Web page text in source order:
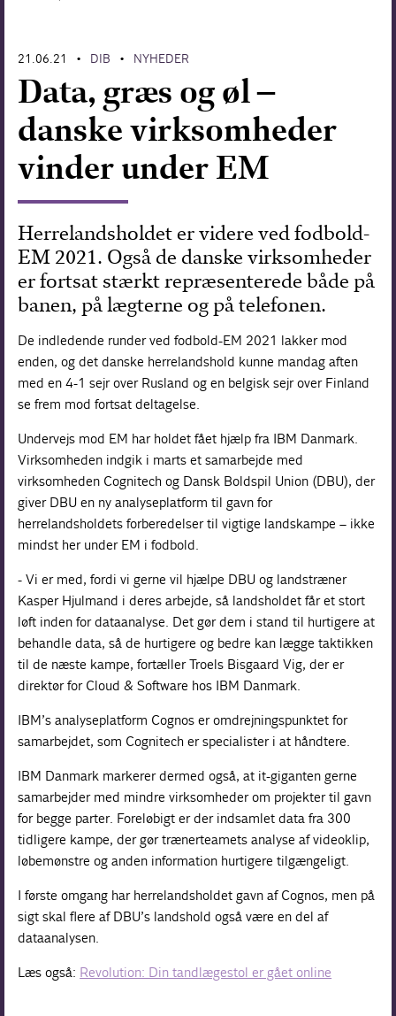
21.06.21 • DIB • NYHEDER
Data, græs og øl –
danske virksomheder
vinder under EM
Herrelandsholdet er videre ved fodbold-
EM 2021. Også de danske virksomheder
er fortsat stærkt repræsenterede både på
banen, på lægterne og på telefonen.
De indledende runder ved fodbold-EM 2021 lakker mod
enden, og det danske herrelandshold kunne mandag aften
med en 4-1 sejr over Rusland og en belgisk sejr over Finland
se frem mod fortsat deltagelse.
Undervejs mod EM har holdet fået hjælp fra IBM Danmark.
Virksomheden indgik i marts et samarbejde med
virksomheden Cognitech og Dansk Boldspil Union (DBU), der
giver DBU en ny analyseplatform til gavn for
herrelandsholdets forberedelser til vigtige landskampe – ikke
mindst her under EM i fodbold.
- Vi er med, fordi vi gerne vil hjælpe DBU og landstræner
Kasper Hjulmand i deres arbejde, så landsholdet får et stort
løft inden for dataanalyse. Det gør dem i stand til hurtigere at
behandle data, så de hurtigere og bedre kan lægge taktikken
til de næste kampe, fortæller Troels Bisgaard Vig, der er
direktør for Cloud & Software hos IBM Danmark.
IBM’s analyseplatform Cognos er omdrejningspunktet for
samarbejdet, som Cognitech er specialister i at håndtere.
IBM Danmark markerer dermed også, at it-giganten gerne
samarbejder med mindre virksomheder om projekter til gavn
for begge parter. Foreløbigt er der indsamlet data fra 300
tidligere kampe, der gør trænerteamets analyse af videoklip,
løbemønstre og anden information hurtigere tilgængeligt.
I første omgang har herrelandsholdet gavn af Cognos, men på
sigt skal flere af DBU’s landshold også være en del af
dataanalysen.
Læs også: Revolution: Din tandlægestol er gået online